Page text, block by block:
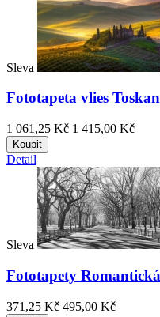
Sleva
Fototapeta vlies
1 061,25 Kč 1 415,00 Kč
Koupit
Detail
Sleva
Fototapety
371,25 Kč 495,00 Kč